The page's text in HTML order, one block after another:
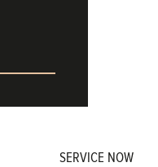
SERVICE NOW